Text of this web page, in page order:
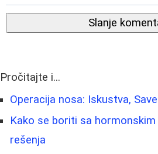
Slanje
Pročitajte i...
Operacija nosa: Iskustva,
Kako se boriti sa hormonskim
rešenja